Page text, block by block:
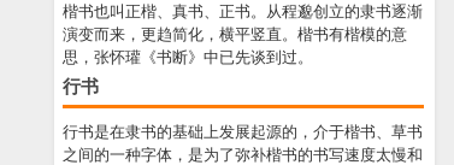
楷书也叫正楷、真书、正书。从程邈创立的隶书逐渐
演变而来，更趋简化，横平竖直。楷书有楷模的意
思，张怀瓘《书断》中已先谈到过。
行书
行书是在隶书的基础上发展起源的，介于楷书、草书
之间的一种字体，是为了弥补楷书的书写速度太慢和